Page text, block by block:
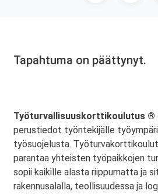
Tapahtuma on päättynyt.
Työturvallisuuskorttikoulutus ®
perustiedot työntekijälle
työsuojelusta.
parantaa yhteisten työpaikkojen
sopii kaikille alasta riippumatta ja
rakennusalalla, teollisuudessa ja